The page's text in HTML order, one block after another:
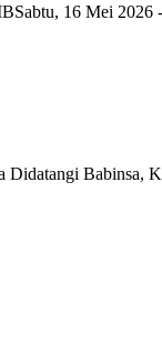
Sabtu, 16 Mei 2026
Didatangi Babinsa,